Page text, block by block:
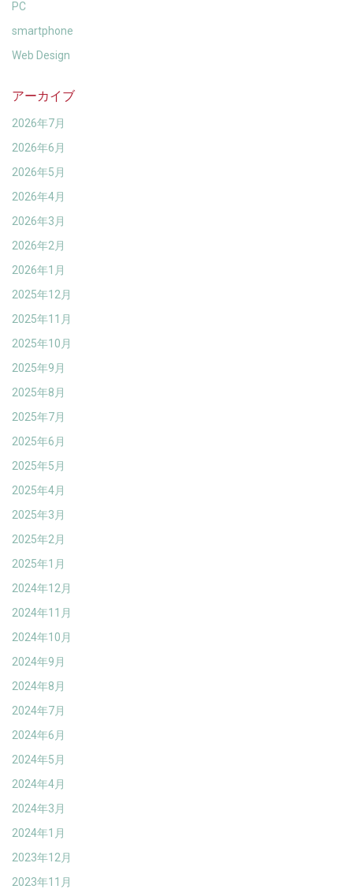
PC
smartphone
Web Design
アーカイブ
2026年7月
2026年6月
2026年5月
2026年4月
2026年3月
2026年2月
2026年1月
2025年12月
2025年11月
2025年10月
2025年9月
2025年8月
2025年7月
2025年6月
2025年5月
2025年4月
2025年3月
2025年2月
2025年1月
2024年12月
2024年11月
2024年10月
2024年9月
2024年8月
2024年7月
2024年6月
2024年5月
2024年4月
2024年3月
2024年1月
2023年12月
2023年11月